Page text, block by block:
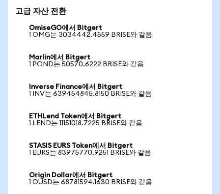
고급 자산 전환
OmiseGO에서 Bitgert
1 OMG는 3034442.4559 BRISE와 같음
Marlin에서 Bitgert
1 POND는 50570.6222 BRISE와 같음
Inverse Finance에서 Bitgert
1 INV는 639454845.8150 BRISE와 같음
ETHLend Token에서 Bitgert
1 LEND는 11151018.7225 BRISE와 같음
STASIS EURS Token에서 Bitgert
1 EURS는 83975770.9251 BRISE와 같음
Origin Dollar에서 Bitgert
1 OUSD는 68781594.1630 BRISE와 같음